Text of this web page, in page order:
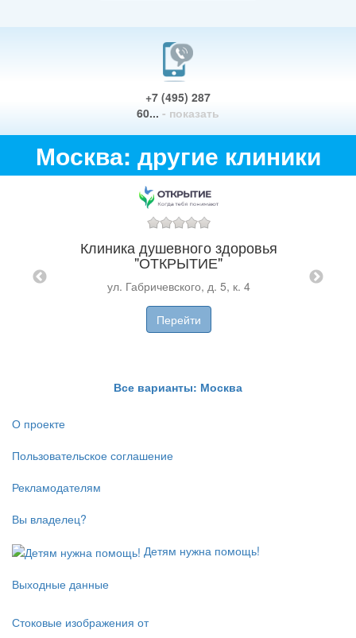
+7 (495) 287
60... - показать
Москва: другие клиники
Клиника душевного здоровья
"ОТКРЫТИЕ"
ул. Габричевского, д. 5, к. 4
Перейти
Все варианты: Москва
О проекте
Пользовательское соглашение
Рекламодателям
Вы владелец?
Детям нужна помощь!
Выходные данные
Стоковые изображения от